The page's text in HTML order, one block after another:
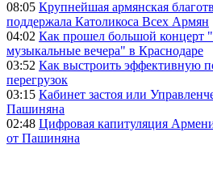
08:05 Крупнейшая армянская
поддержала Католикоса Всех Армян
04:02 Как прошел большой концерт
музыкальные вечера" в Краснодаре
03:52 Как выстроить эффективную
перегрузок
03:15 Кабинет застоя или
Пашиняна
02:48 Цифровая капитуляция
от Пашиняна